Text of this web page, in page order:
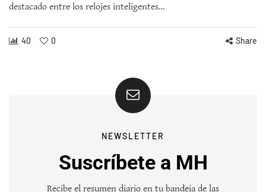
destacado entre los relojes inteligentes…
40 0 Share
NEWSLETTER
Suscríbete a MH
Recibe el resumen diario en tu bandeja de las